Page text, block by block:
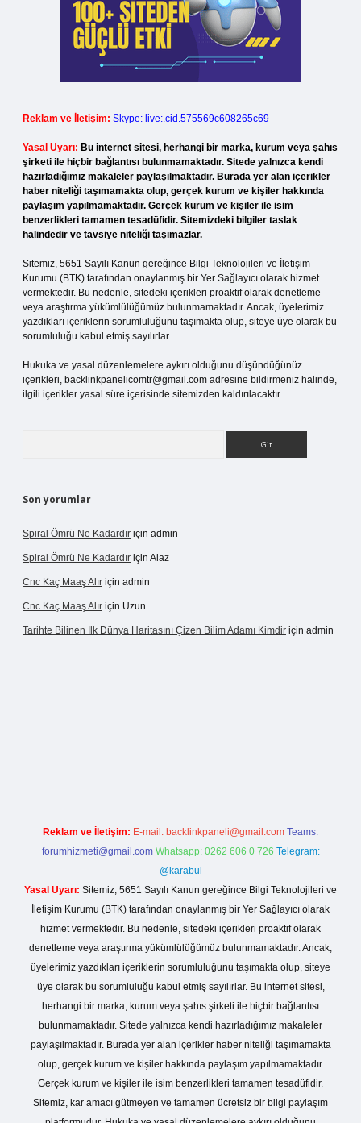
Reklam ve İletişim: Skype: live:.cid.575569c608265c69
Yasal Uyarı: Bu internet sitesi, herhangi bir marka, kurum veya şahıs
şirketi ile hiçbir bağlantısı bulunmamaktadır. Sitede yalnızca kendi
hazırladığımız makaleler paylaşılmaktadır. Burada yer alan içerikler
haber niteliği taşımamakta olup, gerçek kurum ve kişiler hakkında
paylaşım yapılmamaktadır. Gerçek kurum ve kişiler ile isim
benzerlikleri tamamen tesadüfidir. Sitemizdeki bilgiler taslak
halindedir ve tavsiye niteliği taşımazlar.
Sitemiz, 5651 Sayılı Kanun gereğince Bilgi Teknolojileri ve İletişim
Kurumu (BTK) tarafından onaylanmış bir Yer Sağlayıcı olarak hizmet
vermektedir. Bu nedenle, sitedeki içerikleri proaktif olarak denetleme
veya araştırma yükümlülüğümüz bulunmamaktadır. Ancak, üyelerimiz
yazdıkları içeriklerin sorumluluğunu taşımakta olup, siteye üye olarak bu
sorumluluğu kabul etmiş sayılırlar.
Hukuka ve yasal düzenlemelere aykırı olduğunu düşündüğünüz
içerikleri, backlinkpanelicomtr@gmail.com adresine bildirmeniz halinde,
ilgili içerikler yasal süre içerisinde sitemizden kaldırılacaktır.
Son yorumlar
Spiral Ömrü Ne Kadardır için admin
Spiral Ömrü Ne Kadardır için Alaz
Cnc Kaç Maaş Alır için admin
Cnc Kaç Maaş Alır için Uzun
Tarihte Bilinen Ilk Dünya Haritasını Çizen Bilim Adamı Kimdir için admin
Reklam ve İletişim: E-mail: backlinkpaneli@gmail.com Teams:
forumhizmeti@gmail.com Whatsapp: 0262 606 0 726 Telegram:
@karabul
Yasal Uyarı: Sitemiz, 5651 Sayılı Kanun gereğince Bilgi Teknolojileri ve
İletişim Kurumu (BTK) tarafından onaylanmış bir Yer Sağlayıcı olarak
hizmet vermektedir. Bu nedenle, sitedeki içerikleri proaktif olarak
denetleme veya araştırma yükümlülüğümüz bulunmamaktadır. Ancak,
üyelerimiz yazdıkları içeriklerin sorumluluğunu taşımakta olup, siteye
üye olarak bu sorumluluğu kabul etmiş sayılırlar. Bu internet sitesi,
herhangi bir marka, kurum veya şahıs şirketi ile hiçbir bağlantısı
bulunmamaktadır. Sitede yalnızca kendi hazırladığımız makaleler
paylaşılmaktadır. Burada yer alan içerikler haber niteliği taşımamakta
olup, gerçek kurum ve kişiler hakkında paylaşım yapılmamaktadır.
Gerçek kurum ve kişiler ile isim benzerlikleri tamamen tesadüfidir.
Sitemiz, kar amacı gütmeyen ve tamamen ücretsiz bir bilgi paylaşım